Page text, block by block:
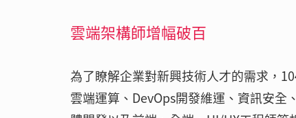
雲端架構師增幅破百
為了瞭解企業對新興技術人才的需求，
雲端運算、DevOps開發維運、資訊安全